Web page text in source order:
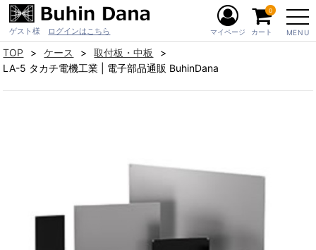
ゲスト様 ログインはこちら MENU
マイページ カート
0
TOP ケース
取付板・中板
LA-5 タカチ電機工業 | 電子部品通販 BuhinDana